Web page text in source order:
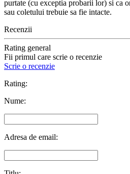
purtate (cu exceptia probarii lor) si ca
sau coletului trebuie sa fie intacte.
Recenzii
Rating general
Fii primul care scrie o recenzie
Scrie o recenzie
Rating:
Nume:
Adresa de email: